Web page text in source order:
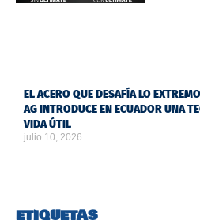
EL ACERO QUE DESAFÍA LO
AG INTRODUCE EN ECUADOR UNA
VIDA ÚTIL
julio 10, 2026